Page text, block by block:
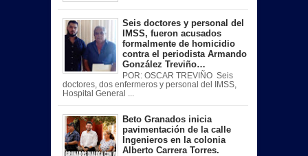
Seis doctores y personal del
IMSS, fueron acusados
formalmente de homicidio
contra el periodista Armando
González Treviño…
POR: OSCAR TREVIÑO Seis
doctores, dos enfermeros y personal del IMSS,
Hospital General ...
Beto Granados inicia
pavimentación de la calle
Ingenieros en la colonia
Alberto Carrera Torres.